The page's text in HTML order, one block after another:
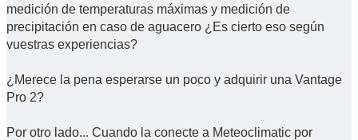
medición de temperaturas máximas y medición de
precipitación en caso de aguacero ¿Es cierto eso según
vuestras experiencias?
¿Merece la pena esperarse un poco y adquirir una Vantage
Pro 2?
Por otro lado... Cuando la conecte a Meteoclimatic por